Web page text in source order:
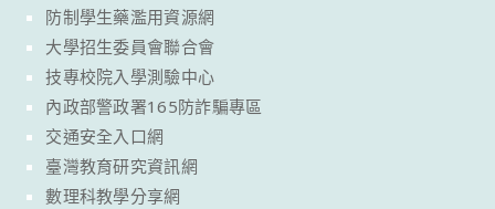
防制學生藥濫用資源網
大學招生委員會聯合會
技專校院入學測驗中心
內政部警政署165防詐騙專區
交通安全入口網
臺灣教育研究資訊網
數理科教學分享網